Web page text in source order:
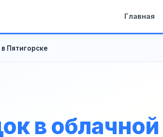
Главная
Пятигорске
в облачной